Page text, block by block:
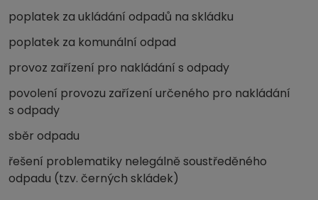
poplatek za ukládání odpadů na skládku
poplatek za komunální odpad
provoz zařízení pro nakládání s odpady
povolení provozu zařízení určeného pro nakládání
s odpady
sběr odpadu
řešení problematiky nelegálně soustředěného
odpadu (tzv. černých skládek)